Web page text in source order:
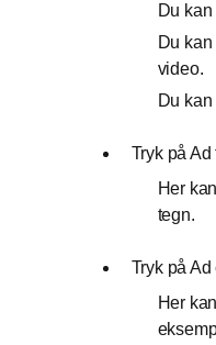
Du
Du
video.
Du
Tryk på Ad
Her
tegn.
Tryk på
Her